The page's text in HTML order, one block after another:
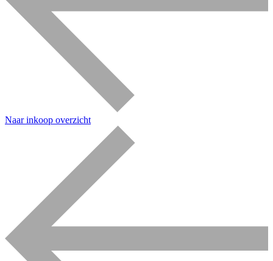
Naar inkoop overzicht